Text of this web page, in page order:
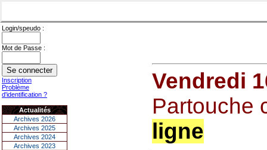
Login/speudo :
Mot de Passe :
Inscription
Problème
d'identification ?
Actualités
Archives 2026
Archives 2025
Archives 2024
Archives 2023
Vendredi
Partouche
ligne